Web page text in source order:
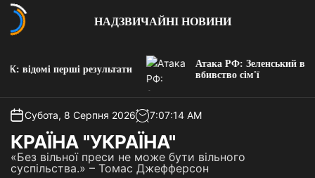
НАДЗВИЧАЙНІ НОВИНИ
відомі перші результати
Атака РФ: Зеленський
вбивство сім'ї
Субота, 8 Серпня 2026 7:07:16 AM
КРАЇНА "УКРАЇНА"
«Без вільної преси не може бути вільного
суспільства.» – Томас Джефферсон